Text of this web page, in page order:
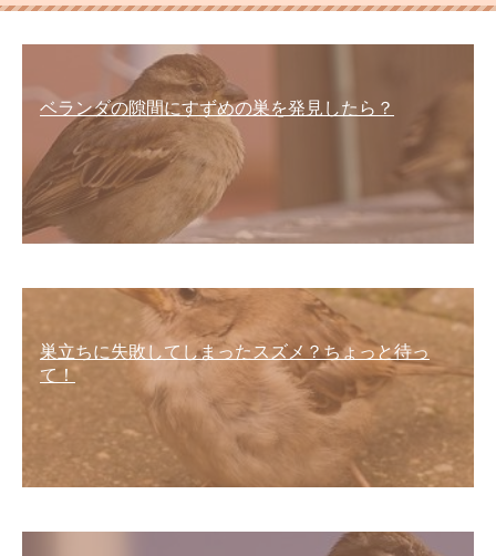
ベランダの隙間にすずめの巣を発見したら？
巣立ちに失敗してしまったスズメ？ちょっと待っ
て！